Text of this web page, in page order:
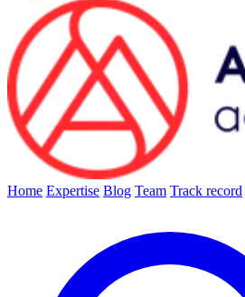
Home Expertise Blog Team Track record